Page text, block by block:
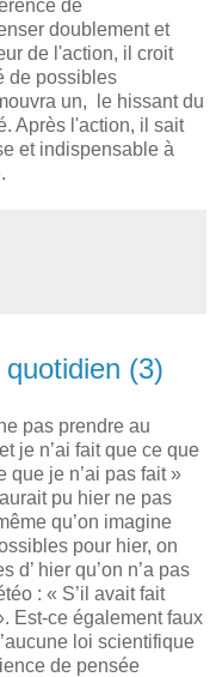
de
doublement et
de l'action, il croit
de possibles
un, le hissant du
Après l'action, il sait
et indispensable à
(3)
pas prendre au
je n’ai fait que ce que
que je n’ai pas fait »
pu hier ne pas
qu’on imagine
pour hier, on
hier qu’on n’a pas
: « S’il avait fait
Est-ce également faux
loi scientifique
de pensée